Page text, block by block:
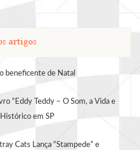
artigos
beneficente de Natal
“Eddy Teddy – O Som, a Vida e
em SP
Cats Lança “Stampede” e